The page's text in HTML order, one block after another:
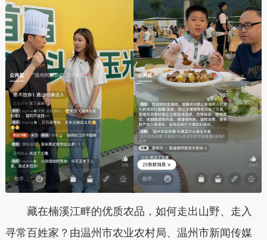
藏在楠溪江畔的优质农品，如何走出山野、走入
寻常百姓家？由温州市农业农村局、温州市新闻传媒